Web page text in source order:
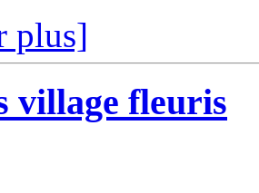
plus]
village fleuris